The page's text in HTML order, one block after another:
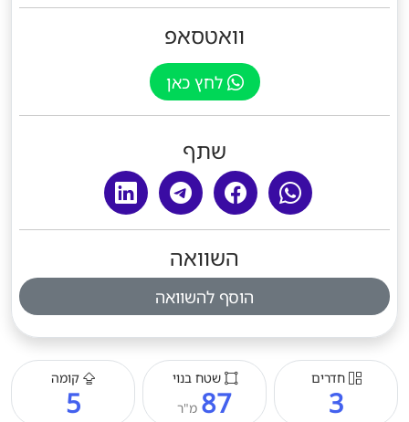
חדרים
3
שטח בנוי
87 מ"ר
קומה
5
וואטסאפ
לחץ כאן
שתף
השוואה
הוסף להשוואה